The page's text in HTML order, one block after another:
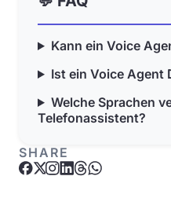
Kann ein Voice
Ist ein Voice Agent
Welche Sprachen
Telefonassistent?
SHARE